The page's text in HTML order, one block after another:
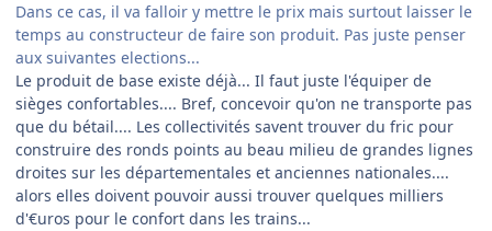
Dans ce cas, il va falloir y mettre le prix mais surtout laisser le
temps au constructeur de faire son produit. Pas juste penser
aux suivantes elections...
Le produit de base existe déjà... Il faut juste l'équiper de
sièges confortables.... Bref, concevoir qu'on ne transporte pas
que du bétail.... Les collectivités savent trouver du fric pour
construire des ronds points au beau milieu de grandes lignes
droites sur les départementales et anciennes nationales....
alors elles doivent pouvoir aussi trouver quelques milliers
d'€uros pour le confort dans les trains...